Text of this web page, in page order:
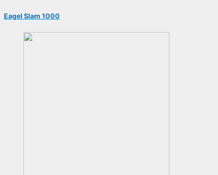
Eagel Slam 1000